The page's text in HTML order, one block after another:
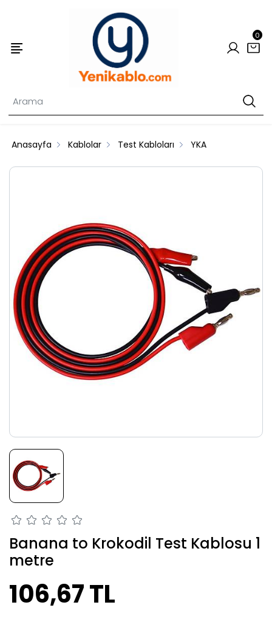
0
Anasayfa Kablolar Test Kabloları YKA
Banana to Krokodil Test Kablosu 1
metre
106,67 TL